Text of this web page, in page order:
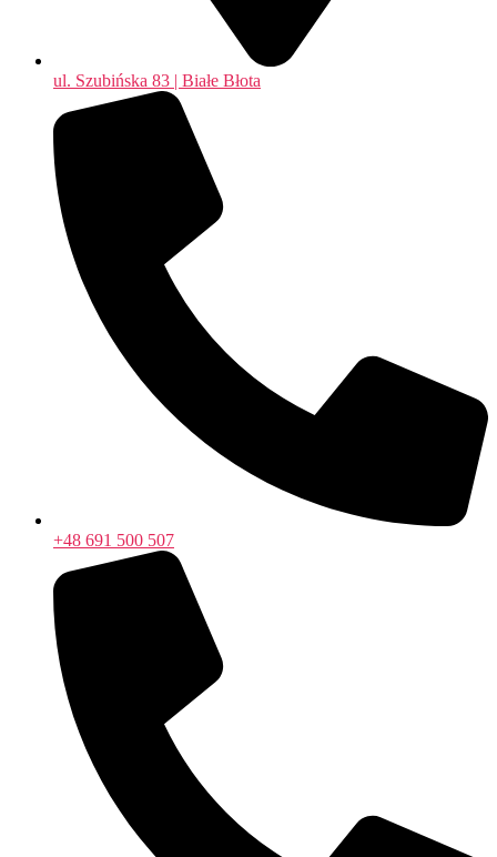
ul. Szubińska 83 | Białe Błota
+48 691 500 507